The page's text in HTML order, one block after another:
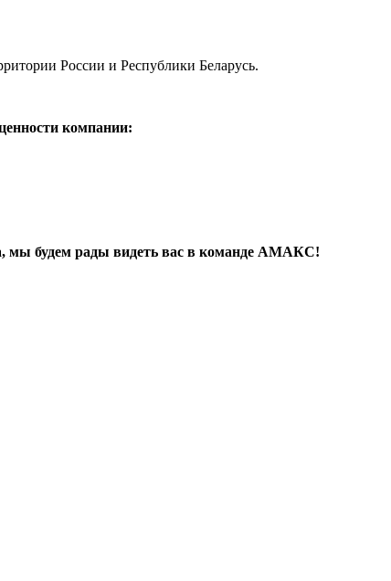
России и Республики Беларусь.
компании:
мы будем рады видеть вас в команде АМАКС!